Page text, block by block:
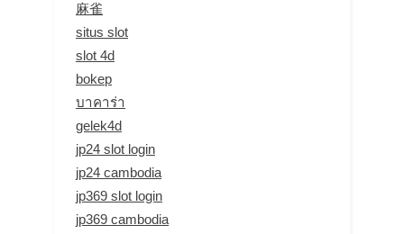
麻雀
situs slot
slot 4d
bokep
บาคาร่า
gelek4d
jp24 slot login
jp24 cambodia
jp369 slot login
jp369 cambodia